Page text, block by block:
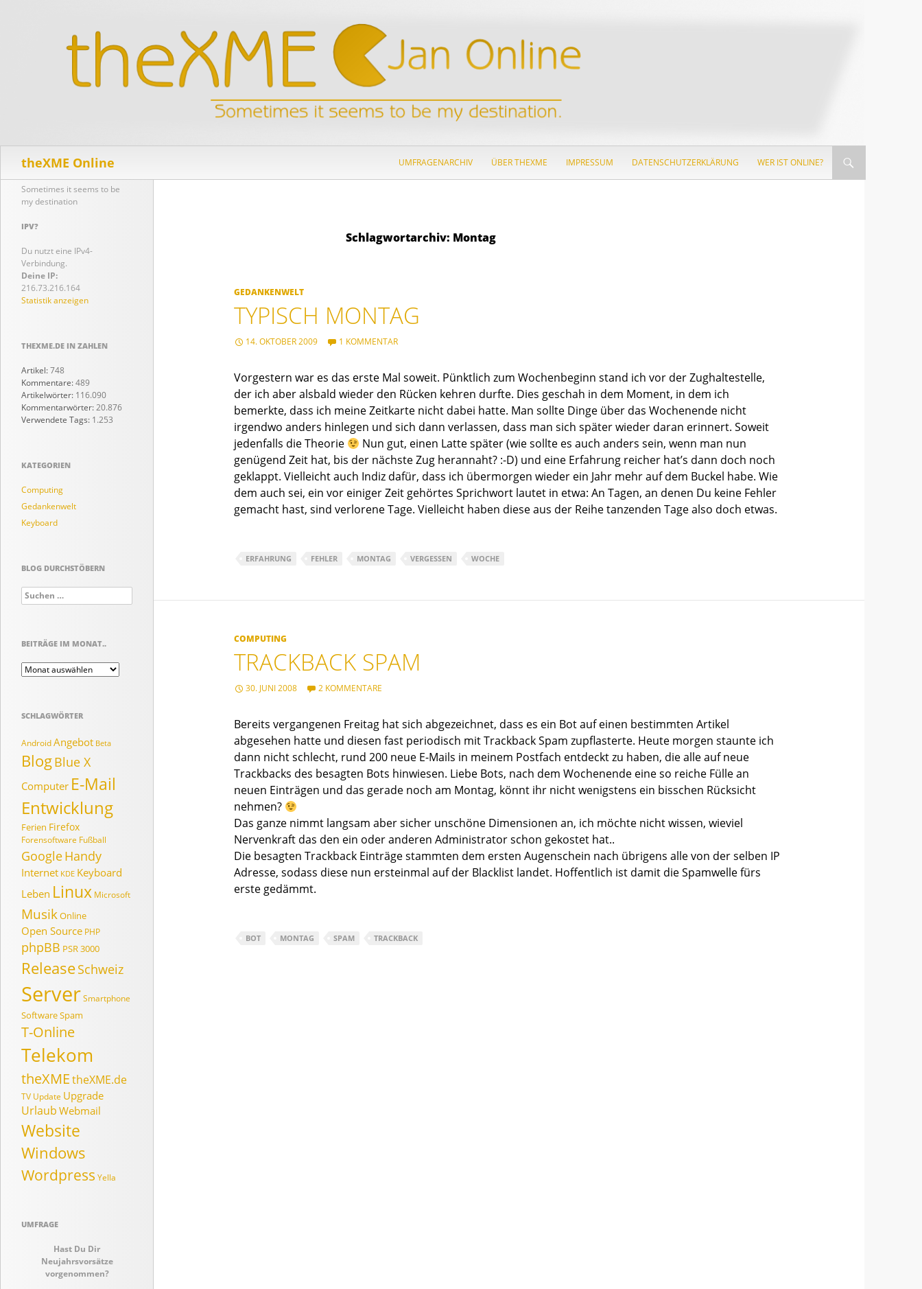
theXME Online
UMFRAGENARCHIV
ÜBER THEXME IMPRESSUM DATENSCHUTZERKLÄRUNG WER IST ONLINE?
Schlagwortarchiv: Montag
GEDANKENWELT
TYPISCH MONTAG
14. OKTOBER 2009 1 KOMMENTAR
Vorgestern war es das erste Mal soweit. Pünktlich zum Wochenbeginn stand ich vor der Zughaltestelle,
der ich aber alsbald wieder den Rücken kehren durfte. Dies geschah in dem Moment, in dem ich
bemerkte, dass ich meine Zeitkarte nicht dabei hatte. Man sollte Dinge über das Wochenende nicht
irgendwo anders hinlegen und sich dann verlassen, dass man sich später wieder daran erinnert. Soweit
jedenfalls die Theorie
Nun gut, einen Latte später (wie sollte es auch anders sein, wenn man nun
genügend Zeit hat, bis der nächste Zug herannaht? :-D) und eine Erfahrung reicher hat’s dann doch noch
geklappt. Vielleicht auch Indiz dafür, dass ich übermorgen wieder ein Jahr mehr auf dem Buckel habe. Wie
dem auch sei, ein vor einiger Zeit gehörtes Sprichwort lautet in etwa: An Tagen, an denen Du keine Fehler
gemacht hast, sind verlorene Tage. Vielleicht haben diese aus der Reihe tanzenden Tage also doch etwas.
ERFAHRUNG FEHLER MONTAG VERGESSEN WOCHE
COMPUTING
TRACKBACK SPAM
30. JUNI 2008 2 KOMMENTARE
Bereits vergangenen Freitag hat sich abgezeichnet, dass es ein Bot auf einen bestimmten Artikel
abgesehen hatte und diesen fast periodisch mit Trackback Spam zupflasterte. Heute morgen staunte ich
dann nicht schlecht, rund 200 neue E-Mails in meinem Postfach entdeckt zu haben, die alle auf neue
Trackbacks des besagten Bots hinwiesen. Liebe Bots, nach dem Wochenende eine so reiche Fülle an
neuen Einträgen und das gerade noch am Montag, könnt ihr nicht wenigstens ein bisschen Rücksicht
nehmen?
Das ganze nimmt langsam aber sicher unschöne Dimensionen an, ich möchte nicht wissen, wieviel
Nervenkraft das den ein oder anderen Administrator schon gekostet hat..
Die besagten Trackback Einträge stammten dem ersten Augenschein nach übrigens alle von der selben IP
Adresse, sodass diese nun ersteinmal auf der Blacklist landet. Hoffentlich ist damit die Spamwelle fürs
erste gedämmt.
BOT MONTAG SPAM TRACKBACK
Sometimes it seems to be
my destination
IPV?
Du nutzt eine IPv4-
Verbindung.
Deine IP:
216.73.216.164
Statistik anzeigen
THEXME.DE IN ZAHLEN
Artikel:748
Kommentare:489
Artikelwörter: 116.090
Kommentarwörter:20.876
Verwendete Tags: 1.253
KATEGORIEN
Computing
Gedankenwelt
Keyboard
BLOG DURCHSTÖBERN
Suchen
nach:
BEITRÄGE IM MONAT..
Beiträge
im
SCHLAGWÖRTER
Android Angebot Beta
BlogBlue X
Computer E-Mail
Entwicklung
Ferien Firefox
Forensoftware Fußball
GoogleHandy
Internet KDE Keyboard
Leben Linux Microsoft
MusikOnline
Open Source PHP
phpBB PSR 3000
ReleaseSchweiz
ServerSmartphone
SoftwareSpam
T-Online
Telekom
theXMEtheXME.de
TV Update Upgrade
Urlaub Webmail
Website
Windows
Wordpress Yella
UMFRAGE
Hast Du Dir
Neujahrsvorsätze
vorgenommen?